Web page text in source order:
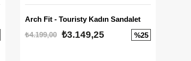
Arch Fit - Touristy Kadın Sandalet
₺4.199,00
₺3.149,25 %25